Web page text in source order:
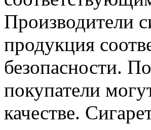
Производители
продукция
безопасности.
покупатели
качестве.